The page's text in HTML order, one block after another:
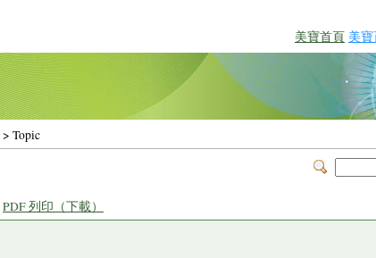
美寶首頁 美
> Topic
PDF 列印（下載）